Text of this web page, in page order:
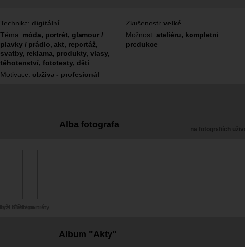
Technika: digitální
Téma: móda, portrét, glamour /
plavky / prádlo, akt, reportáž,
svatby, reklama, produkty, vlasy,
těhotenství, fototesty, děti
Motivace: obživa - profesionál
Zkušenosti: velké
Možnost: ateliéru, kompletní
produkce
Alba fotografa na fotografiích
Album "Akty"